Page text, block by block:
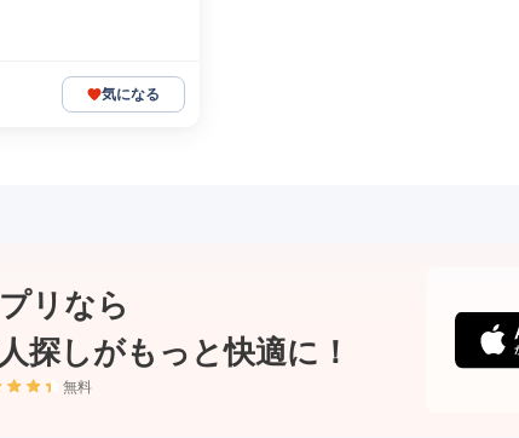
気になる
リなら
探しがもっと快適に！
無料